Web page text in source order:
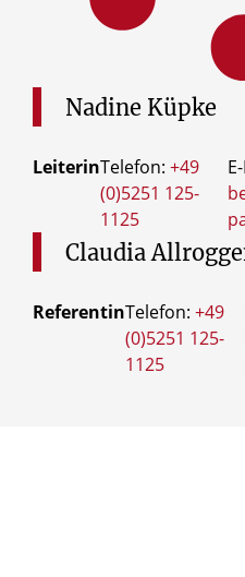
Nadine Küpke
LeiterinTelefon: +49
(0)5251 125-
1125
Claudia
ReferentinTelefon: +49
(0)5251 125-
1125